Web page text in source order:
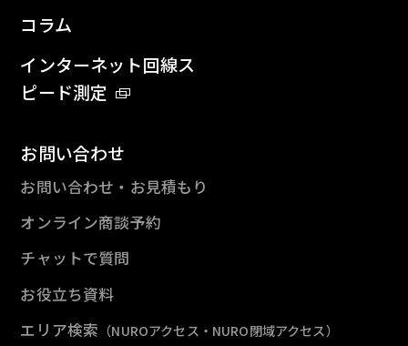
コラム
インターネット回線ス
ピード測定
お問い合わせ
お問い合わせ・お見積もり
オンライン商談予約
チャットで質問
お役立ち資料
エリア検索 （NUROアクセス・NURO閉域アクセス）